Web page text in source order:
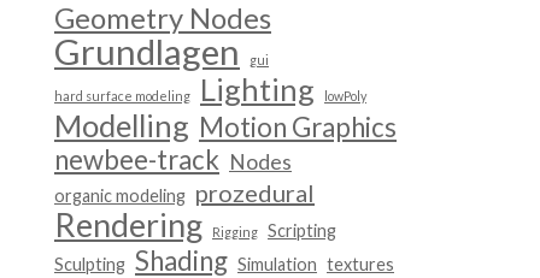
Geometry Nodes
Grundlagen gui
hard surface modeling Lighting lowPoly
Modelling Motion Graphics
newbee-track Nodes
organic modeling prozedural
Rendering Rigging
Scripting
Sculpting Shading Simulation textures